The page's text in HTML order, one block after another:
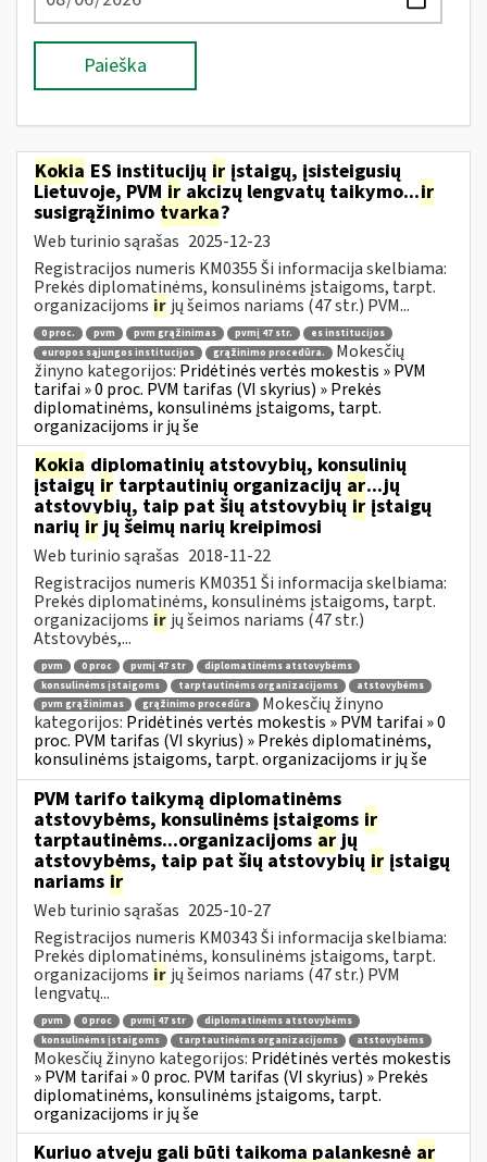
Paieška
Kokia ES institucijų ir įstaigų, įsisteigusių
Lietuvoje, PVM ir akcizų lengvatų taikymo...ir
susigrąžinimo tvarka?
Web turinio sąrašas 2025-12-23
Registracijos numeris KM0355 Ši informacija skelbiama:
Prekės diplomatinėms, konsulinėms įstaigoms, tarpt.
organizacijoms ir jų šeimos nariams (47 str.) PVM...
0 proc. pvm pvm grąžinimas pvmį 47 str.
es institucijos
europos sąjungos institucijos
grąžinimo procedūra.
Mokesčių
žinyno kategorijos: Pridėtinės vertės mokestis » PVM
tarifai » 0 proc. PVM tarifas (VI skyrius) » Prekės
diplomatinėms, konsulinėms įstaigoms, tarpt.
organizacijoms ir jų še
Kokia diplomatinių atstovybių, konsulinių
įstaigų ir tarptautinių organizacijų ar...jų
atstovybių, taip pat šių atstovybiųir įstaigų
narių irjų šeimų narių kreipimosi
Web turinio sąrašas 2018-11-22
Registracijos numeris KM0351 Ši informacija skelbiama:
Prekės diplomatinėms, konsulinėms įstaigoms, tarpt.
organizacijoms ir jų šeimos nariams (47 str.)
Atstovybės,...
pvm 0 proc pvmį 47 str
diplomatinėms atstovybėms
konsulinėms įstaigoms
tarptautinėms organizacijoms
atstovybėms
pvm grąžinimas
grąžinimo procedūra
Mokesčių žinyno
kategorijos: Pridėtinės vertės mokestis » PVM tarifai » 0
proc. PVM tarifas (VI skyrius) » Prekės diplomatinėms,
konsulinėms įstaigoms, tarpt. organizacijoms ir jų še
PVM tarifo taikymą diplomatinėms
atstovybėms, konsulinėms įstaigoms ir
tarptautinėms...organizacijoms arjų
atstovybėms, taip pat šių atstovybių ir įstaigų
nariams ir
Web turinio sąrašas 2025-10-27
Registracijos numeris KM0343 Ši informacija skelbiama:
Prekės diplomatinėms, konsulinėms įstaigoms, tarpt.
organizacijoms ir jų šeimos nariams (47 str.) PVM
lengvatų...
pvm 0 proc pvmį 47 str
diplomatinėms atstovybėms
konsulinėms įstaigoms
tarptautinėms organizacijoms atstovybėms
Mokesčių žinyno kategorijos: Pridėtinės vertės mokestis
» PVM tarifai » 0 proc. PVM tarifas (VI skyrius) » Prekės
diplomatinėms, konsulinėms įstaigoms, tarpt.
organizacijoms ir jų še
Kuriuo atveju gali būti taikoma palankesnė ar